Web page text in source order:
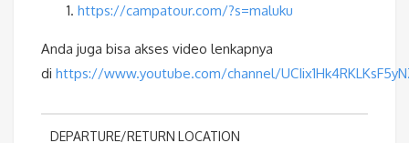
https://campatour.com/?s=maluku
Anda juga bisa akses video lenkapnya
di https://www.youtube.com/channel/
DEPARTURE/RETURN LOCATION